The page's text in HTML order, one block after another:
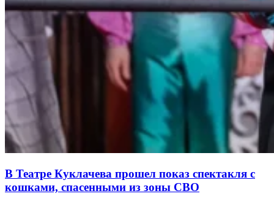
В Театре Куклачева прошел показ спектакля с
кошками, спасенными из зоны СВО